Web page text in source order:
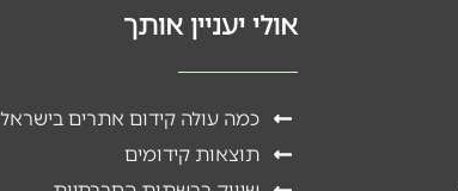
אולי יעניין אותך
כמה עולה קידום אתרים בישראל
תוצאות קידומים